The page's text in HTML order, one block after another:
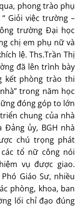
phong trào phụ
Giỏi việc trường –
trường Đại học
chị em phụ nữ và
lệ. Ths.Trần Thị
đã lên trình bày
kết phòng trào thi
trong năm học
đóng góp to lớn
chung của nhà
ủy, BGH nhà
chú trọng phát
tổ nữ công nói
vụ được giao.
Giáo Sư, nhiều
phòng, khoa, ban
lối chỉ đạo đúng